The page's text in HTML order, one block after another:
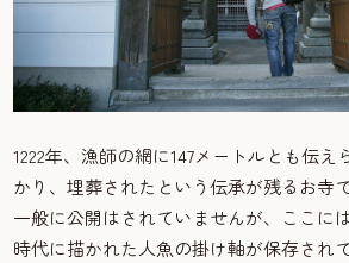
1222年、漁師の網に147メートルとも伝
かり、埋葬されたという伝承が残るお寺で
一般に公開はされていませんが、ここに
時代に描かれた人魚の掛け軸が保存されて